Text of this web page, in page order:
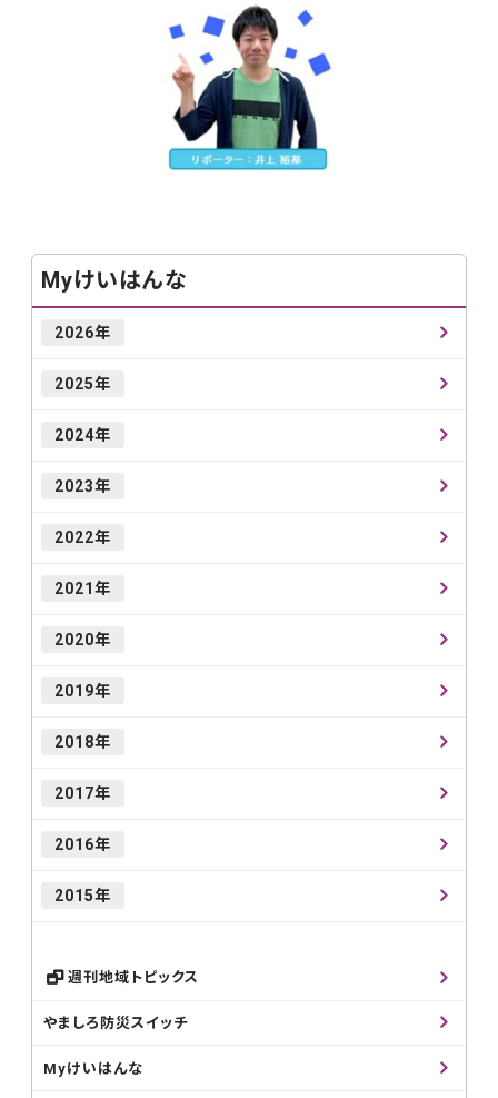
Myけいはんな
2026年
2025年
2024年
2023年
2022年
2021年
2020年
2019年
2018年
2017年
2016年
2015年
週刊地域トピックス
やましろ防災スイッチ
Myけいはんな